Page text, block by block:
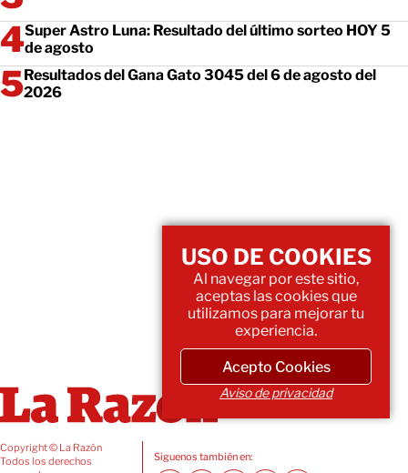
Super Astro Luna: Resultado del último sorteo HOY 5
de agosto
Resultados del Gana Gato 3045 del 6 de agosto del
2026
Copyright © La Razón
Todos los derechos
Siguenos también en:
USO DE COOKIES
Al navegar por este sitio,
aceptas las cookies que
utilizamos para mejorar tu
experiencia.
Acepto Cookies
Aviso de privacidad